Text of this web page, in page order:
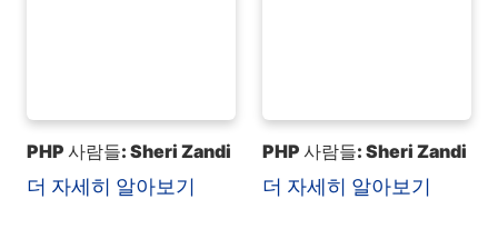
PHP 사람들: Sheri Zandi
더 자세히 알아보기
PHP 사람들: Sheri Zandi
더 자세히 알아보기